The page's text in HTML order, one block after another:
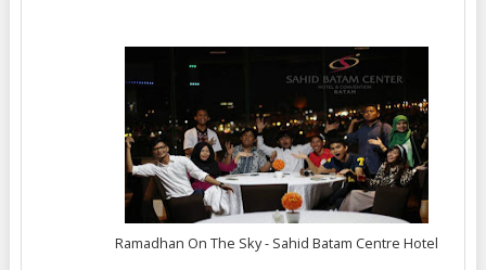
Ramadhan On The Sky - Sahid Batam Centre Hotel